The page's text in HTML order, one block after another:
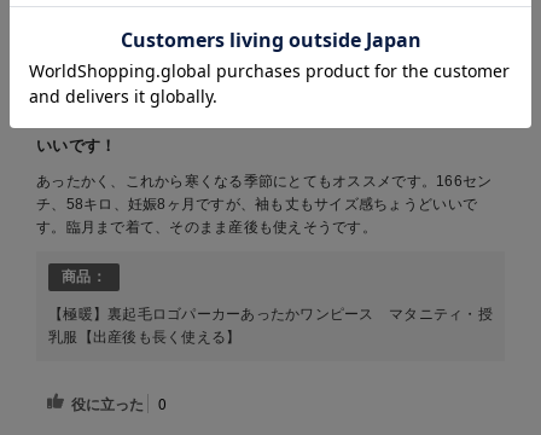
ご購入者様
購入確認済み
2019-11-13
いいです！
あったかく、これから寒くなる季節にとてもオススメです。166セン
チ、58キロ、妊娠8ヶ月ですが、袖も丈もサイズ感ちょうどいいで
す。臨月まで着て、そのまま産後も使えそうです。
商品：
【極暖】裏起毛ロゴパーカーあったかワンピース マタニティ・授
乳服【出産後も長く使える】
役に立った 0
お気に入り商品を確認する